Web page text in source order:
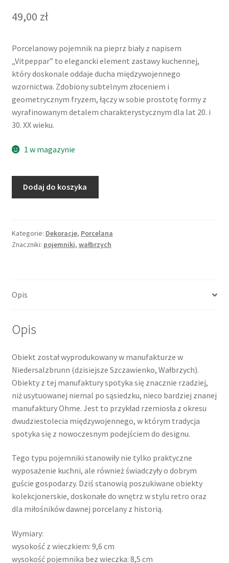
49,00 zł
Porcelanowy pojemnik na pieprz biały z napisem
„Vitpeppar” to elegancki element zastawy kuchennej,
który doskonale oddaje ducha międzywojennego
wzornictwa. Zdobiony subtelnym złoceniem i
geometrycznym fryzem, łączy w sobie prostotę formy z
wyrafinowanym detalem charakterystycznym dla lat 20. i
30. XX wieku.
1 w magazynie
Pojemnik
(pieprz
biały),
Wałbrzych)
Dodaj do koszyka
Kategorie: Dekoracje, Porcelana
Znaczniki: pojemniki, wałbrzych
Opis
Opis
Obiekt został wyprodukowany w manufakturze w
Niedersalzbrunn (dzisiejsze Szczawienko, Wałbrzych).
Obiekty z tej manufaktury spotyka się znacznie rzadziej,
niż usytuowanej niemal po sąsiedzku, nieco bardziej znanej
manufaktury Ohme. Jest to przykład rzemiosła z okresu
dwudziestolecia międzywojennego, w którym tradycja
spotyka się z nowoczesnym podejściem do designu.
Tego typu pojemniki stanowiły nie tylko praktyczne
wyposażenie kuchni, ale również świadczyły o dobrym
guście gospodarzy. Dziś stanowią poszukiwane obiekty
kolekcjonerskie, doskonałe do wnętrz w stylu retro oraz
dla miłośników dawnej porcelany z historią.
Wymiary:
wysokość z wieczkiem: 9,6 cm
wysokość pojemnika bez wieczka: 8,5 cm